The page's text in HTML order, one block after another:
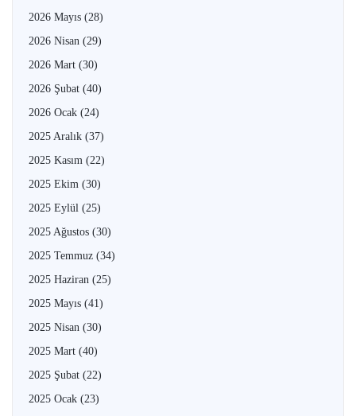
2026 Mayıs (28)
2026 Nisan (29)
2026 Mart (30)
2026 Şubat (40)
2026 Ocak (24)
2025 Aralık (37)
2025 Kasım (22)
2025 Ekim (30)
2025 Eylül (25)
2025 Ağustos (30)
2025 Temmuz (34)
2025 Haziran (25)
2025 Mayıs (41)
2025 Nisan (30)
2025 Mart (40)
2025 Şubat (22)
2025 Ocak (23)